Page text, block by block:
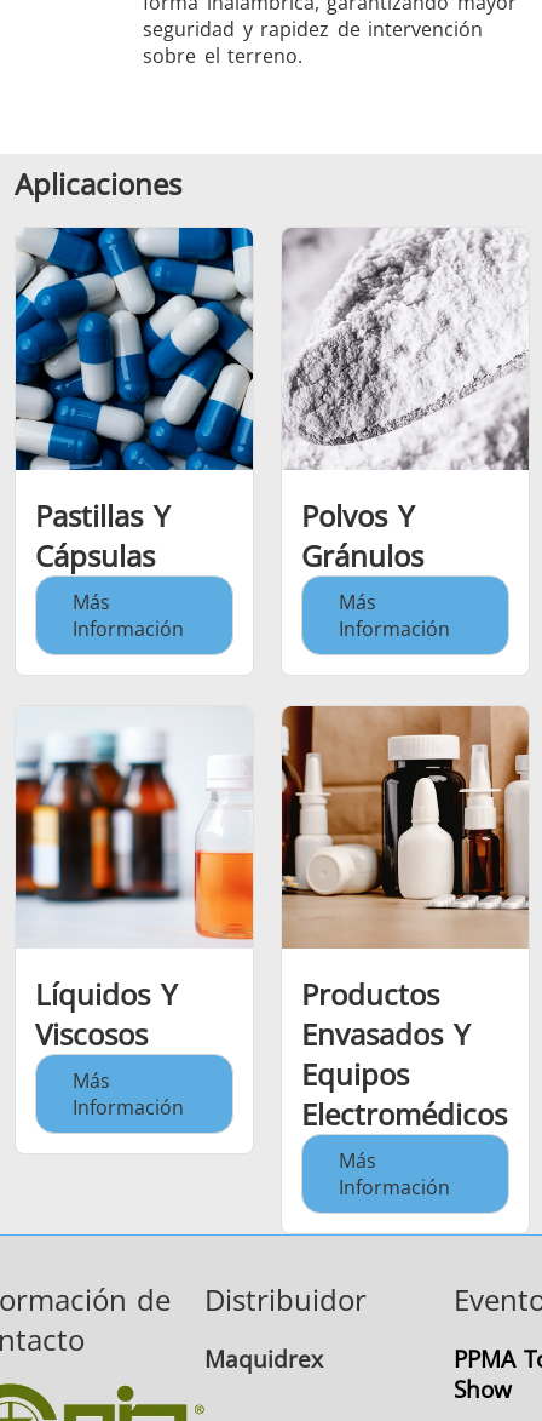
seguridad y rapidez de intervención
sobre el terreno.
Aplicaciones
Pastillas Y
Cápsulas
Más
Información
Polvos Y
Gránulos
Más
Información
Líquidos Y
Viscosos
Más
Información
Productos
Envasados Y
Equipos
Electromédicos
Más
Información
de
Distribuidor
Maquidrex
PPMA
Show